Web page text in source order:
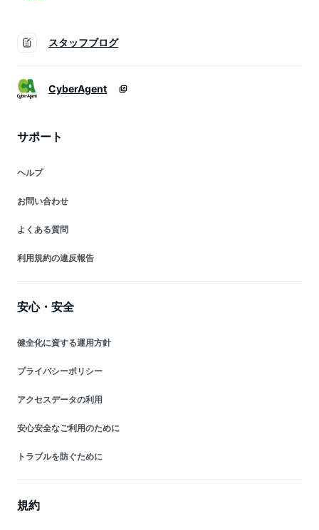
スタッフブログ
CyberAgent
サポート
ヘルプ
お問い合わせ
よくある質問
利用規約の違反報告
安心・安全
健全化に資する運用方針
プライバシーポリシー
アクセスデータの利用
安心安全なご利用のために
トラブルを防ぐために
規約